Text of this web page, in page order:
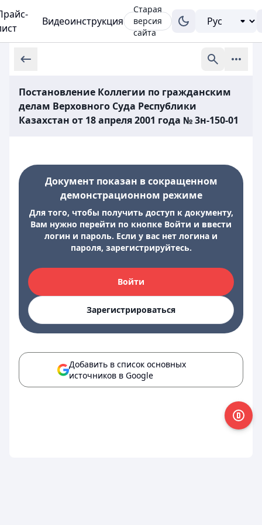
Видеоинструкция
Старая
версия
сайта
Постановление Коллегии по гражданским
делам Верховного Суда Республики
Казахстан от 18 апреля 2001 года № 3н-150-01
Документ показан в сокращенном
демонстрационном режиме
Для того, чтобы получить доступ к документу,
Вам нужно перейти по кнопке Войти и ввести
логин и пароль. Если у вас нет логина и
пароля, зарегистрируйтесь.
Войти
Зарегистрироваться
Добавить в список основных
источников в Google